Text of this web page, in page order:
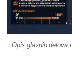
Opis glavnih delova